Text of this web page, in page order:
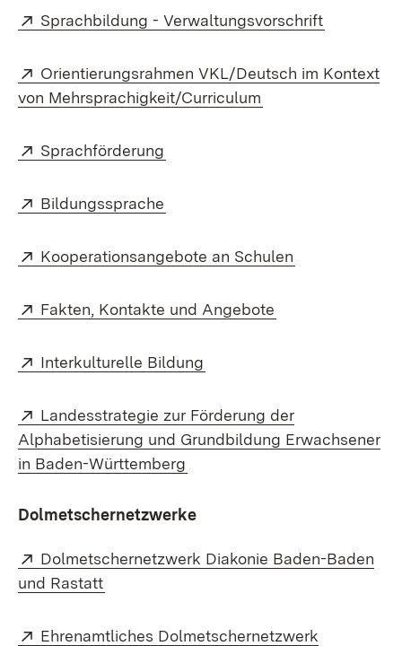
Extern:
Sprachbildung - Verwaltungsvorschrift
Extern:
Orientierungsrahmen VKL/Deutsch im Kontext
von Mehrsprachigkeit/Curriculum
Extern:
Sprachförderung
Extern:
Bildungssprache
Extern:
Kooperationsangebote an Schulen
Extern:
Fakten, Kontakte und Angebote
Extern:
Interkulturelle Bildung
Extern:
Landesstrategie zur Förderung der
Alphabetisierung und Grundbildung Erwachsener
in Baden-Württemberg
Dolmetschernetzwerke
Extern:
Dolmetschernetzwerk Diakonie Baden-Baden
und Rastatt
Extern:
Ehrenamtliches Dolmetschernetzwerk